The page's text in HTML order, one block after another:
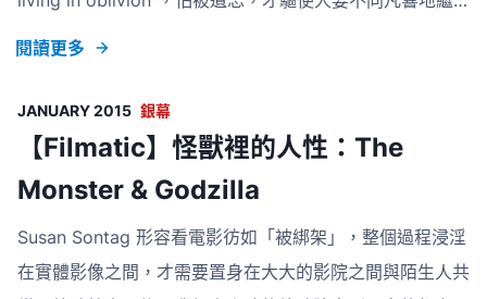
續活下去，也為電影裡每個角色立其意義。嚴謹套用三幕劇
時間和資源下需要完成拍攝同名電影 Living In Oblivion，
當中穿插片場裡不同人的關係和對未來的期盼。 導演 Tom
Dicillo 以黑白／彩色的交替，展示現實中片場與鏡頭下電
閱讀更多
JANUARY 2015 銀幕
【Filmatic】怪獸裡的人性：The
Monster & Godzilla
Susan Sontag 形容看電影彷如「被綁架」，整個過程浸淫
在實體影像之間，才需要置身在大大的影院之間與陌生人共